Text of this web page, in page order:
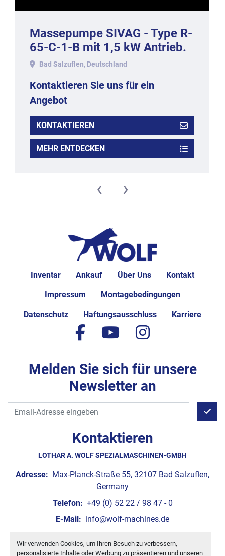
Wir verwenden Cookies, um Ihren Besuch zu verbessern,
personalisierte Inhalte oder Werbung zu präsentieren und unseren
Massepumpe SIVAG - Type R-
65-C-1-B mit 1,5 kW Antrieb.
Bad Salzuflen, Deutschland
Kontaktieren Sie uns für ein
Angebot
KONTAKTIEREN
MEHR ENTDECKEN
‹ ›
Inventar Ankauf Über Uns Kontakt
Impressum Montagebedingungen
Datenschutz Haftungsausschluss Karriere
Kontaktieren
LOTHAR A. WOLF SPEZIALMASCHINEN-GMBH
Adresse: Max-Planck-Straße 55, 32107 Bad Salzuflen,
Germany
Telefon: +49 (0) 52 22 / 98 47 - 0
E-Mail: info@wolf-machines.de
Cookie-Einstellungen
facebook
youtubeinstagram
Melden Sie sich für unsere
Newsletter an